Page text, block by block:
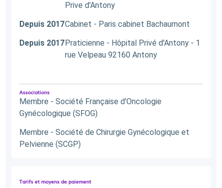
Prive d'Antony
Depuis 2017Cabinet - Paris cabinet Bachaumont
Depuis 2017Praticienne - Hôpital Privé d'Antony - 1
rue Velpeau 92160 Antony
Associations
Membre - Société Française d'Oncologie
Gynécologique (SFOG)
Membre - Société de Chirurgie Gynécologique et
Pelvienne (SCGP)
Tarifs et moyens de paiement